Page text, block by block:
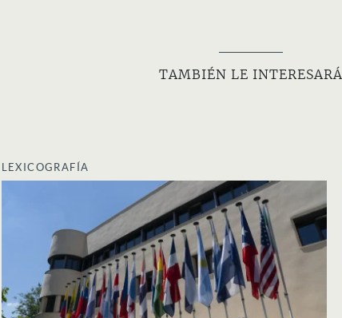
TAMBIÉN LE INTERESARÁ
LEXICOGRAFÍA